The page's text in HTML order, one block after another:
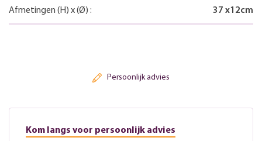
Afmetingen (H) x(Ø) : 37 x12cm
Persoonlijk advies
Kom langs voor persoonlijk advies